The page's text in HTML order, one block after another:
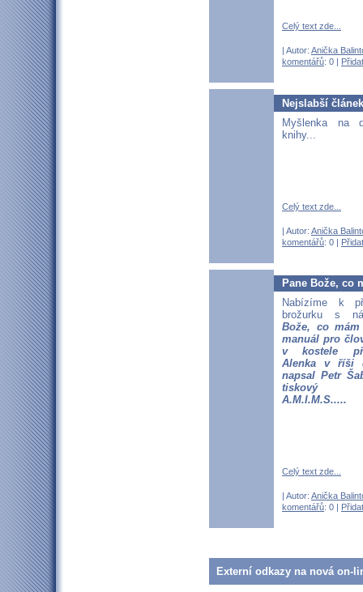
Celý text zde...
| Autor: Anička
komentářů: 0 |
Nejslabší článek
Myšlenka na
knihy...
Celý text zde...
| Autor: Anička
komentářů: 0 |
Pane Bože, co
Nabízíme k
brožurku s
Bože, co
manuál pro
v kostele
Alenka v říši
napsal Petr
tiskový
A.M.I.M.S.....
Celý text zde...
| Autor: Anička
komentářů: 0 |
Externí odkazy na nová on-